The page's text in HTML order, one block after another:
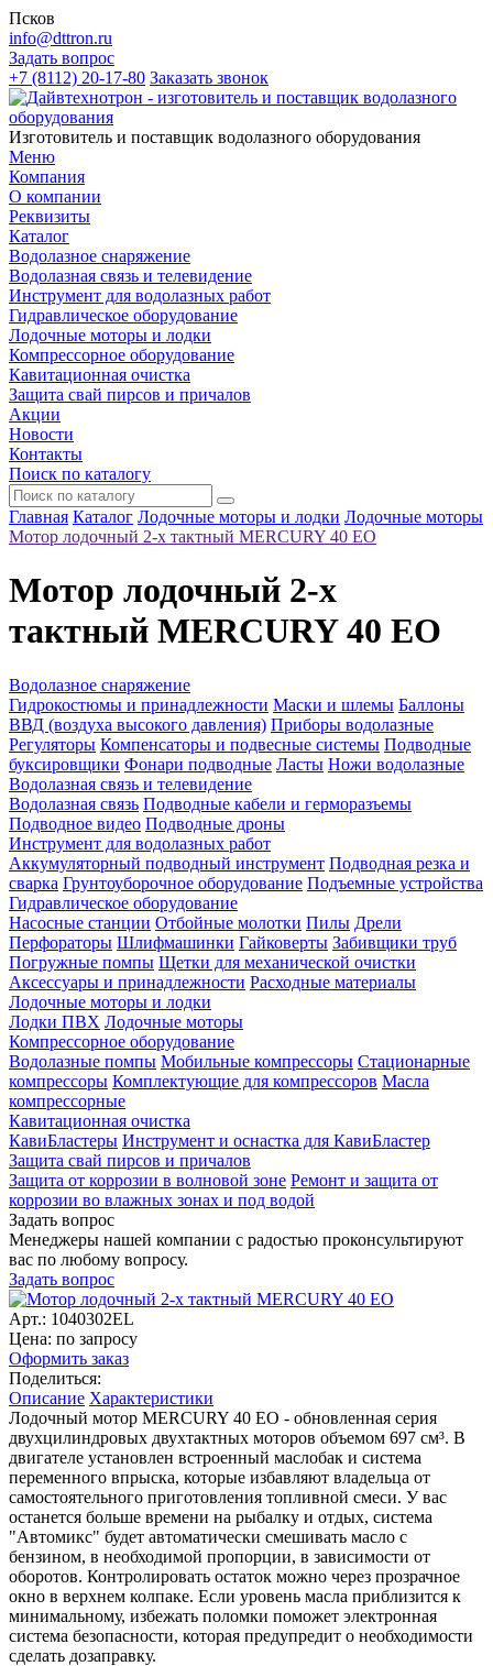
Псков
info@dttron.ru
Задать вопрос
+7 (8112) 20-17-80 Заказать звонок
Изготовитель и поставщик водолазного оборудования
Меню
Компания
О компании
Реквизиты
Каталог
Водолазное снаряжение
Водолазная связь и телевидение
Инструмент для водолазных работ
Гидравлическое оборудование
Лодочные моторы и лодки
Компрессорное оборудование
Кавитационная очистка
Защита свай пирсов и причалов
Акции
Новости
Контакты
Поиск по каталогу
Главная Каталог Лодочные моторы и лодки Лодочные моторы
Мотор лодочный 2-х тактный MERCURY 40 EO
Мотор лодочный 2-х
тактный MERCURY 40 EO
Водолазное снаряжение
Гидрокостюмы и принадлежности Маски и шлемы Баллоны
ВВД (воздуха высокого давления) Приборы водолазные
Регуляторы Компенсаторы и подвесные системы Подводные
буксировщики Фонари подводные Ласты Ножи водолазные
Водолазная связь и телевидение
Водолазная связь Подводные кабели и герморазъемы
Подводное видео Подводные дроны
Инструмент для водолазных работ
Аккумуляторный подводный инструмент Подводная резка и
сварка Грунтоуборочное оборудование Подъемные устройства
Гидравлическое оборудование
Насосные станции Отбойные молотки Пилы Дрели
Перфораторы Шлифмашинки Гайковерты Забивщики труб
Погружные помпы Щетки для механической очистки
Аксессуары и принадлежности Расходные материалы
Лодочные моторы и лодки
Лодки ПВХ Лодочные моторы
Компрессорное оборудование
Водолазные помпы Мобильные компрессоры Стационарные
компрессоры Комплектующие для компрессоров Масла
компрессорные
Кавитационная очистка
КавиБластеры Инструмент и оснастка для КавиБластер
Защита свай пирсов и причалов
Защита от коррозии в волновой зоне Ремонт и защита от
коррозии во влажных зонах и под водой
Задать вопрос
Менеджеры нашей компании с радостью проконсультируют
вас по любому вопросу.
Задать вопрос
Арт.: 1040302EL
Цена: по запросу
Оформить заказ
Поделиться:
Описание Характеристики
Лодочный мотор MERCURY 40 EO - обновленная серия
двухцилиндровых двухтактных моторов объемом 697 см³. В
двигателе установлен встроенный маслобак и система
переменного впрыска, которые избавляют владельца от
самостоятельного приготовления топливной смеси. У вас
останется больше времени на рыбалку и отдых, система
"Автомикс" будет автоматически смешивать масло с
бензином, в необходимой пропорции, в зависимости от
оборотов. Контролировать остаток можно через прозрачное
окно в верхнем колпаке. Если уровень масла приблизится к
минимальному, избежать поломки поможет электронная
система безопасности, которая предупредит о необходимости
сделать дозаправку.